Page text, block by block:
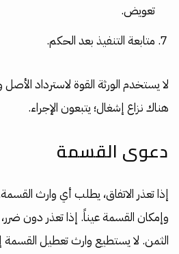
تعويض.
متابعة التنفيذ بعد الحكم.
لا يستخدم الورثة القوة لاسترداد الأصل
هناك نزاع إشغال؛ يتبعون الإجراء.
دعوى القسمة
إذا تعذر الاتفاق، يطلب أي وارث
وإمكان القسمة عيناً. إذا تعذر دون
الثمن. لا يستطيع وارث تعطيل القسمة